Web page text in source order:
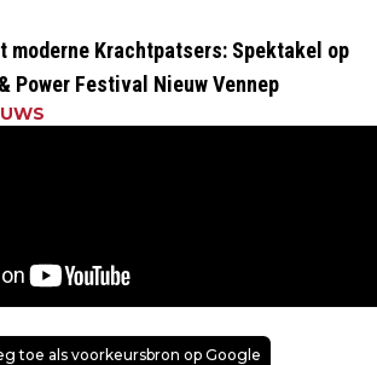
moderne Krachtpatsers: Spektakel op
Power Festival Nieuw Vennep
toe als voorkeursbron op Google